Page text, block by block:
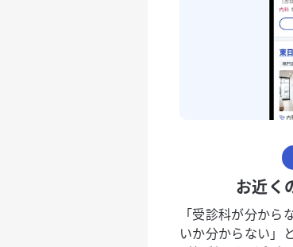
お近く
「受診科が分から
いか分からない」